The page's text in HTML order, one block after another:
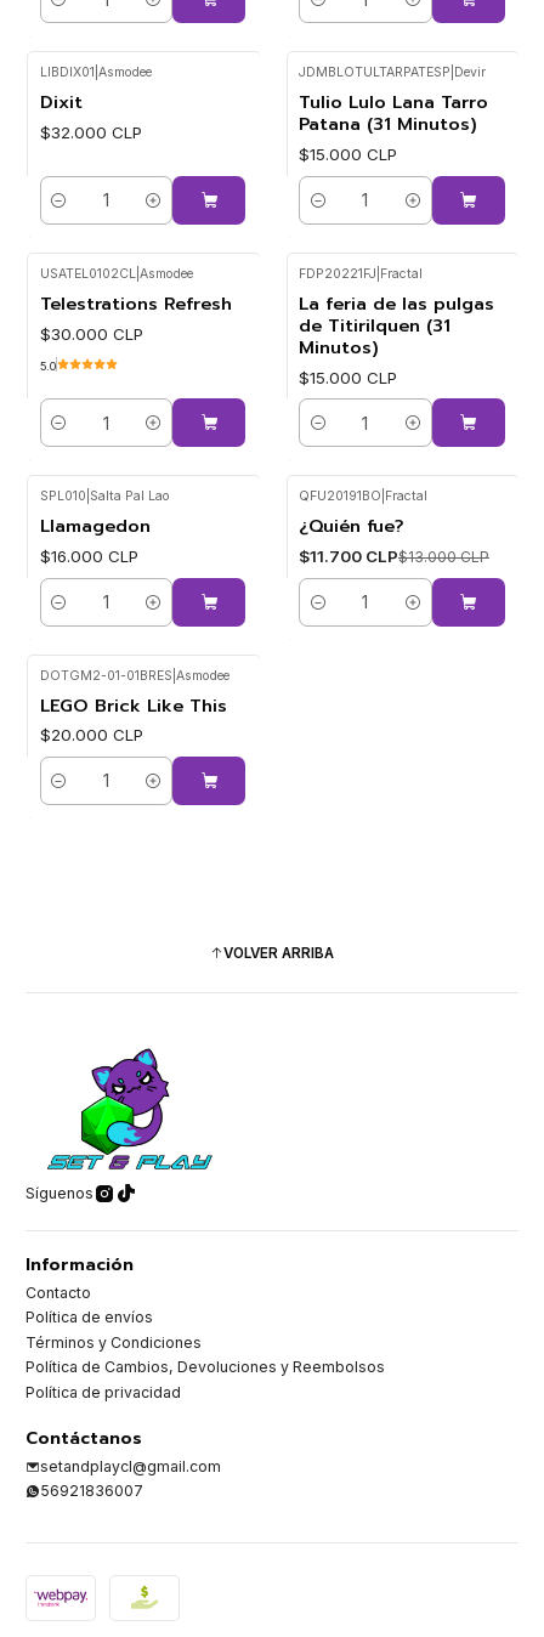
Cantidad Cantidad
LIBDIX01 Asmodee
Dixit
$32.000 CLP
Cantidad
JDMBLOTULTARPATESP Devir
Tulio Lulo Lana Tarro
Patana (31 Minutos)
$15.000 CLP
Cantidad
USATEL0102CL| Asmodee
Telestrations Refresh
$30.000 CLP
5.0
Cantidad
FDP20221FJ Fractal
La feria de las pulgas
de Titirilquen (31
Minutos)
$15.000 CLP
Cantidad
SPL010 Salta Pal Lao
Llamagedon
$16.000 CLP
Cantidad
-10%
QFU20191BO Fractal
¿Quién fue?
$11.700 CLP$13.000 CLP
Cantidad
DOTGM2-01-01BRES Asmodee
LEGO Brick Like This
$20.000 CLP
Cantidad
VOLVER ARRIBA
Síguenos
Información
Contacto
Política de envíos
Términos y Condiciones
Política de Cambios, Devoluciones y Reembolsos
Política de privacidad
Contáctanos
setandplaycl@gmail.com
56921836007